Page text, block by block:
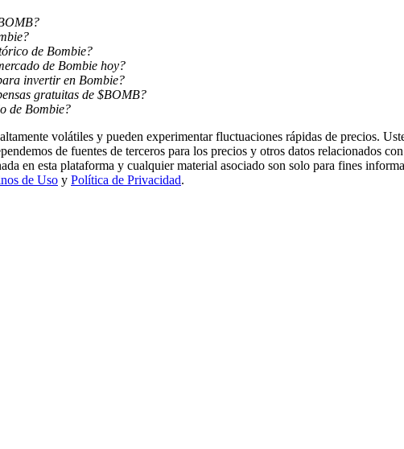
de Bombie?
de Bombie hoy?
invertir en Bombie?
gratuitas de $BOMB?
de Bombie?
volátiles y pueden experimentar fluctuaciones rápidas de precios.
de fuentes de terceros para los precios y otros datos relacionados
en esta plataforma y cualquier material asociado son solo para fines
de Uso y Política de Privacidad.